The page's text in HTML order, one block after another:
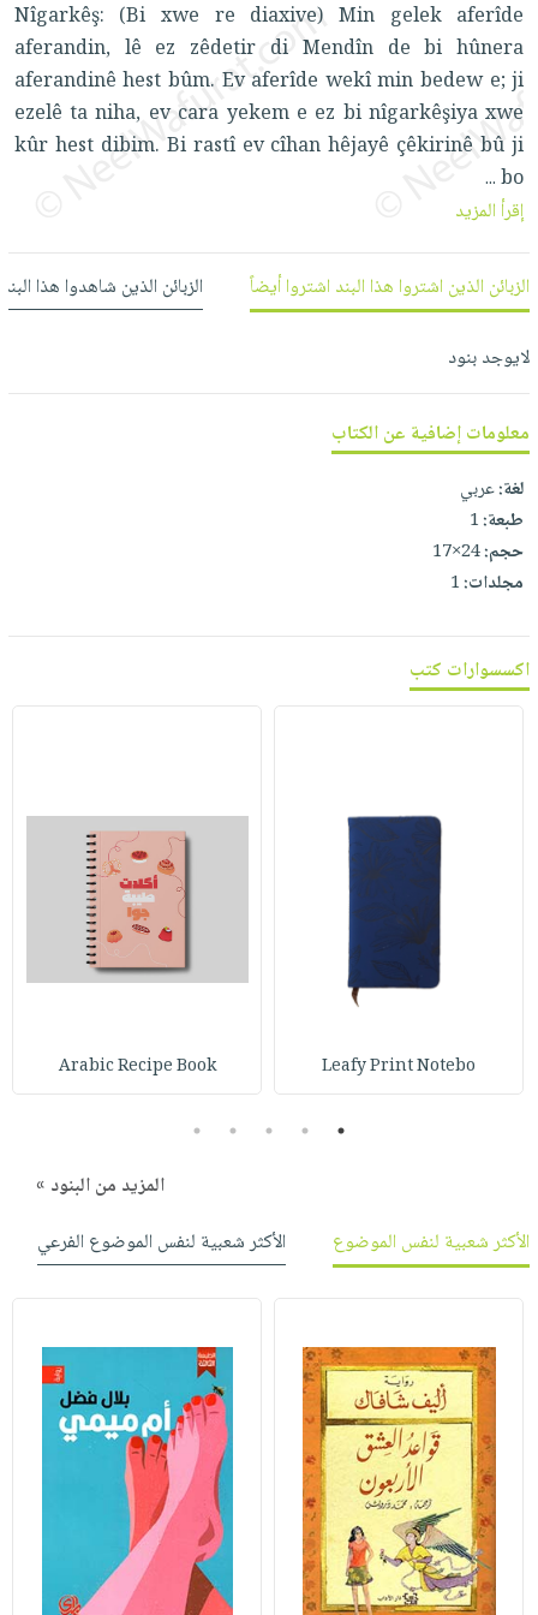
العناية
بالأسنان
الحمية
والتغذية
أدوات
الأوعية
والتخزين
المطبخ
الأكثر
مبيعاً
العودة
للمدارس
اكسسوارات
كتب
اكسسوارات
منزلية
اكسسوارات
مطرزات
حلي
عناية
بالذات
صابون
أطفال
شحن
مجاني
بنود
مختارة
اشتراكات
الاشتراكات
صندوق
القراءة
بلا
حدود
بحث
متقدم
وفرات
عن
الشركة
سياسة
الشركة
فيديوهات
أسئلة
يتكرر
طرحها
خدمات
تواصل
حسابك
لائحة
الأمنيات
عربة
نشرة
الإصدارات
Nîgarkêş: (Bi xwe re diaxive) Min gelek aferîde
aferandin, lê ez zêdetir di Mendîn de bi hûnera
aferandinê hest bûm. Ev aferîde wekî min bedew e; ji
ezelê ta niha, ev cara yekem e ez bi nîgarkêşiya xwe
kûr hest dibim. Bi rastî ev cîhan hêjayê çêkirinê bû ji
bo
...
إقرأ المزيد
الزبائن الذين اشتروا هذا البند اشتروا أيضاً الزبائن الذين شاهدوا هذا
لايوجد بنود
معلومات إضافية عن الكتاب
لغة:عربي
طبعة:1
حجم:24×17
مجلدات:1
اكسسوارات كتب
Leafy Print Notebo
Arabic Recipe Book
1
2
3
4
5
المزيد من البنود »
الأكثر شعبية لنفس الموضوع
الأكثر شعبية لنفس الموضوع الفرعي